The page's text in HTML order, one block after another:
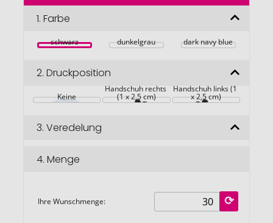
Bildgalerie
1. Farbe
schwarz dunkelgrau dark navy blue
2. Druckposition
Keine
Handschuh rechts
(1 x 2,5 cm)
Handschuh links (1
x 2,5 cm)
3. Veredelung
4. Menge
Ihre Wunschmenge: